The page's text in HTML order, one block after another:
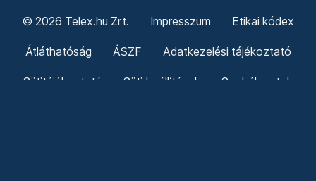
© 2026 Telex.hu Zrt. Impresszum Etikai kódex
Átláthatóság ÁSZF Adatkezelési tájékoztató
Sütitájékoztató Süti beállítások Szabályzatok